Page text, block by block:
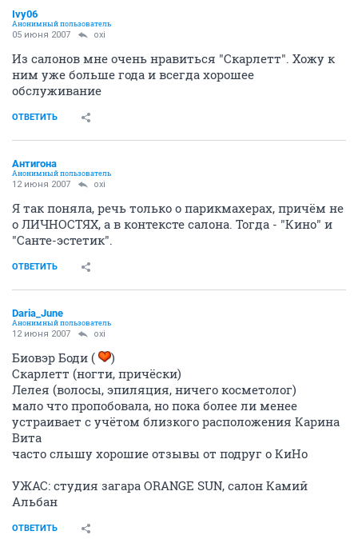
Ivy06
Анонимный пользователь
05 июня 2007 oxi
Из салонов мне очень нравиться "Скарлетт". Хожу к
ним уже больше года и всегда хорошее
обслуживание
ОТВЕТИТЬ
Антигона
Анонимный пользователь
12 июня 2007 oxi
Я так поняла, речь только о парикмахерах, причём не
о ЛИЧНОСТЯХ, а в контексте салона. Тогда - "Кино" и
"Санте-эстетик".
ОТВЕТИТЬ
Daria_June
Анонимный пользователь
12 июня 2007 oxi
Биовэр Боди (
)
Скарлетт (ногти, причёски)
Лелея (волосы, эпиляция, ничего косметолог)
мало что пропобовала, но пока более ли менее
устраивает с учётом близкого расположения Карина
Вита
часто слышу хорошие отзывы от подруг о КиНо
УЖАС: студия загара ORANGE SUN, салон Камий
Альбан
ОТВЕТИТЬ